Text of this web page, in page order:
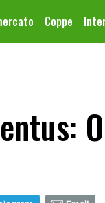
Coppe